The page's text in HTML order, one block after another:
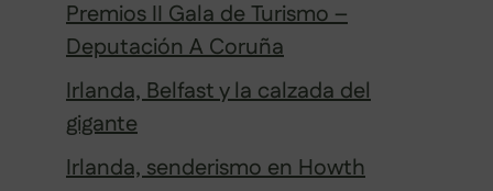
Premios II Gala de Turismo –
Deputación A Coruña
Irlanda, Belfast y la calzada del
gigante
Irlanda, senderismo en Howth